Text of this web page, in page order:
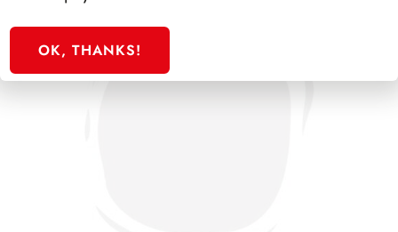
OK, THANKS!